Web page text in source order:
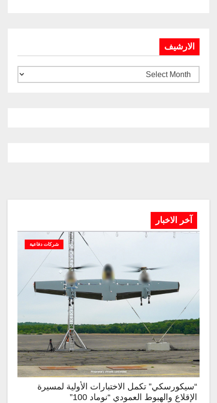
الارشيف
آخر الاخبار
شركات دفاعية
“سيكورسكي” تكمل الاختبارات الأولية لمسيرة
الإقلاع والهبوط العمودي “نوماد 100”